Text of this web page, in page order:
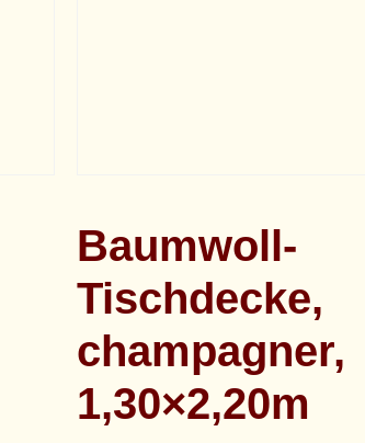
Baumwoll-
Tischdecke,
champagner,
1,30×2,20m